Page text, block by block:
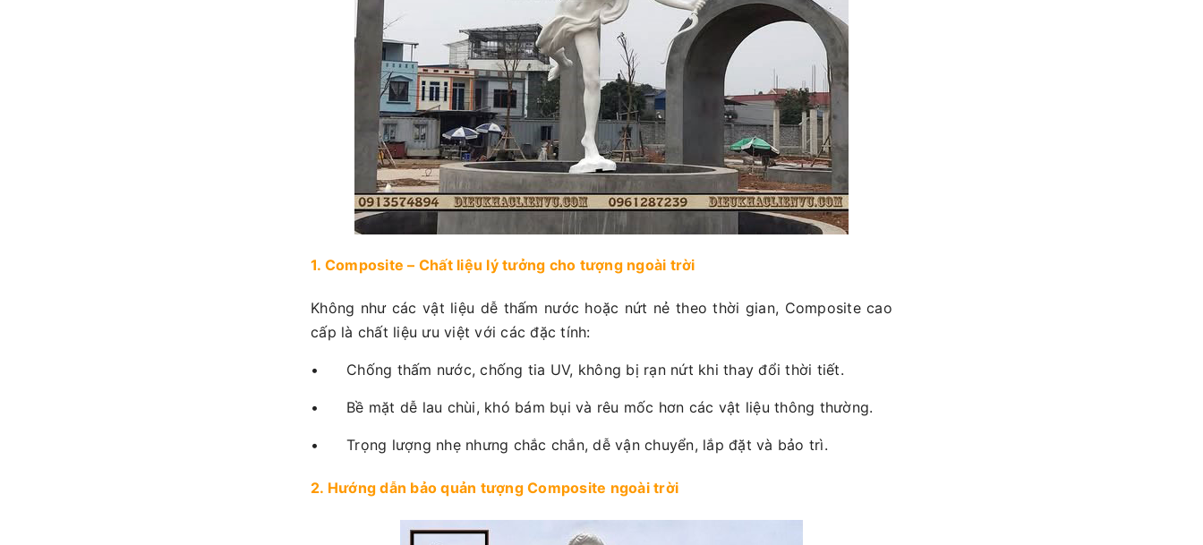
1. Composite – Chất liệu lý tưởng cho tượng ngoài trời
Không như các vật liệu dễ thấm nước hoặc nứt nẻ theo thời gian, Composite cao
cấp là chất liệu ưu việt với các đặc tính:
• Chống thấm nước, chống tia UV, không bị rạn nứt khi thay đổi thời tiết.
• Bề mặt dễ lau chùi, khó bám bụi và rêu mốc hơn các vật liệu thông thường.
• Trọng lượng nhẹ nhưng chắc chắn, dễ vận chuyển, lắp đặt và bảo trì.
2. Hướng dẫn bảo quản tượng Composite ngoài trời